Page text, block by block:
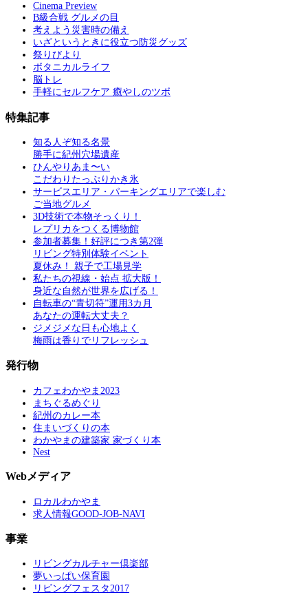
Cinema Preview
B級合戦 グルメの目
考えよう災害時の備え
いざというときに役立つ防災グッズ
祭りびより
ボタニカルライフ
脳トレ
手軽にセルフケア 癒やしのツボ
特集記事
知る人ぞ知る名景
勝手に紀州穴場遺産
ひんやりあま〜い
こだわりたっぷりかき氷
サービスエリア・パーキングエリアで楽しむ
ご当地グルメ
3D技術で本物そっくり！
レプリカをつくる博物館
参加者募集！好評につき第2弾
リビング特別体験イベント
夏休み！ 親子で工場見学
私たちの視線・始点 拡大版！
身近な自然が世界を広げる！
自転車の“青切符”運用3カ月
あなたの運転大丈夫？
ジメジメな日も心地よく
梅雨は香りでリフレッシュ
発行物
カフェわかやま2023
まちぐるめぐり
紀州のカレー本
住まいづくりの本
わかやまの建築家 家づくり本
Nest
Webメディア
ロカルわかやま
求人情報GOOD-JOB-NAVI
事業
リビングカルチャー倶楽部
夢いっぱい保育園
リビングフェスタ2017